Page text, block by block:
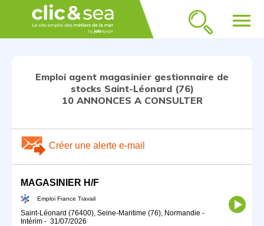
menu
Emploi agent magasinier gestionnaire de
stocks Saint-Léonard (76)
10 ANNONCES A CONSULTER
Créer une alerte e-mail
MAGASINIER H/F
Emploi France Travail
Saint-Léonard (76400), Seine-Maritime (76), Normandie -
Intérim - 31/07/2026